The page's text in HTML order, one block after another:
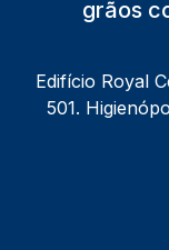
grãos
Edifício Royal
501.